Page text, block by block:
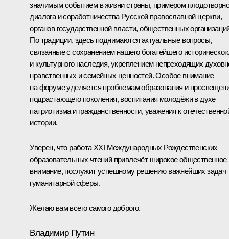
значимым событием в жизни страны, примером
диалога и соработничества Русской православной церкви,
органов государственной власти, общественных
По традиции, здесь поднимаются актуальные вопросы,
связанные с сохранением нашего богатейшего
и культурного наследия, укреплением непреходящих
нравственных и семейных ценностей. Особое внимание
на форуме уделяется проблемам образования и
подрастающего поколения, воспитания молодёжи в духе
патриотизма и гражданственности, уважения к
истории.
Уверен, что работа XXI Международных Рождественских
образовательных чтений привлечёт широкое общественное
внимание, послужит успешному решению важнейших задач
гуманитарной сферы.
Желаю вам всего самого доброго.
Владимир Путин